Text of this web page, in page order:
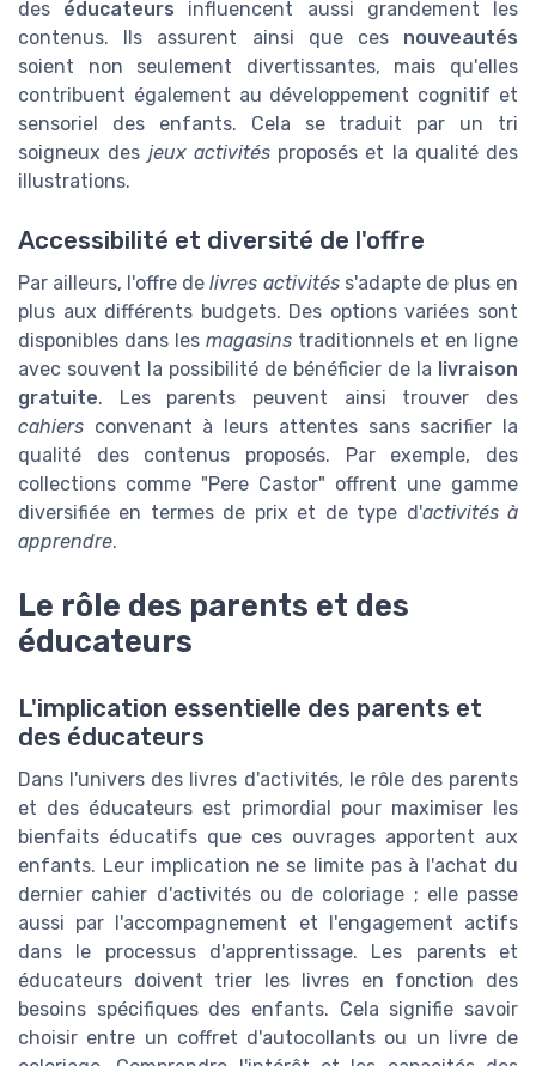
des éducateurs influencent aussi grandement les
contenus. Ils assurent ainsi que ces nouveautés
soient non seulement divertissantes, mais qu'elles
contribuent également au développement cognitif et
sensoriel des enfants. Cela se traduit par un tri
soigneux des jeux activitésproposés et la qualité des
illustrations.
Accessibilité et diversité de l'offre
Par ailleurs, l'offre delivres activitéss'adapte de plus en
plus aux différents budgets. Des options variées sont
disponibles dans les magasins traditionnels et en ligne
avec souvent la possibilité de bénéficier de la livraison
gratuite. Les parents peuvent ainsi trouver des
cahiers convenant à leurs attentes sans sacrifier la
qualité des contenus proposés. Par exemple, des
collections comme "Pere Castor" offrent une gamme
diversifiée en termes de prix et de type d'activités à
apprendre.
Le rôle des parents et des
éducateurs
L'implication essentielle des parents et
des éducateurs
Dans l'univers des livres d'activités, le rôle des parents
et des éducateurs est primordial pour maximiser les
bienfaits éducatifs que ces ouvrages apportent aux
enfants. Leur implication ne se limite pas à l'achat du
dernier cahier d'activités ou de coloriage ; elle passe
aussi par l'accompagnement et l'engagement actifs
dans le processus d'apprentissage. Les parents et
éducateurs doivent trier les livres en fonction des
besoins spécifiques des enfants. Cela signifie savoir
choisir entre un coffret d'autocollants ou un livre de